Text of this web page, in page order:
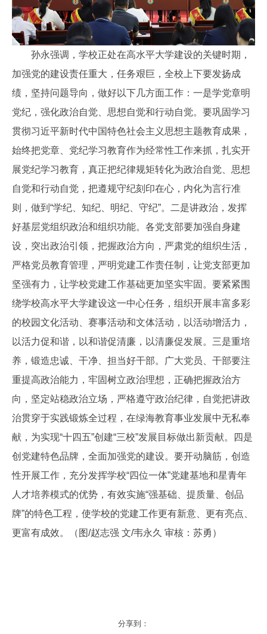
孙永强调，学校正处在高水平大学建设的关键时期，
加强党的建设责任重大，任务艰巨，全校上下要发扬成
绩，坚持问题导向，做好以下几方面工作：一是学党章明
党纪，强化政治自觉、思想自觉和行动自觉。要巩固学习
贯彻习近平新时代中国特色社会主义思想主题教育成果，
始终把党章、党纪学习教育作为经常性工作来抓，扎实开
展党纪学习教育，真正把纪律规矩转化为政治自觉、思想
自觉和行动自觉，把遵规守纪刻印在心，内化为言行准
则，做到“学纪、知纪、明纪、守纪”。二是讲政治，发挥
好基层党组织政治和组织功能。各党支部要加强自身建
设，突出政治引领，把握政治方向，严肃党的组织生活，
严格党员教育管理，严明党建工作责任制，让党支部更加
坚强有力，让学校党建工作基础更加坚实牢固。要紧紧围
绕学校高水平大学建设这一中心任务，组织开展丰富多彩
的校园文化活动、赛事活动和文体活动，以活动增活力，
以活力促和谐，以和谐促清廉，以清廉促发展。三是重培
养，锻造忠诚、干净、担当好干部。广大党员、干部要注
重提高政治能力，牢固树立政治理想，正确把握政治方
向，坚定站稳政治立场，严格遵守政治纪律，自觉把讲政
治贯穿于实践锻炼全过程，在绿海教育事业发展中无私奉
献，为实现“十四五”创建“三校”发展目标做出新贡献。四是
创党建特色品牌，全面加强党的建设。要开动脑筋，创造
性开展工作，充分发挥学校“四位一体”党建基地和星青年
人才培养模式的优势，有效实施“强基础、提质量、创品
牌”的特色工程，使学校的党建工作更有新意、更有亮点、
更富有成效。（图/赵志强 文/韦永久 审核：苏勇）
分享到：